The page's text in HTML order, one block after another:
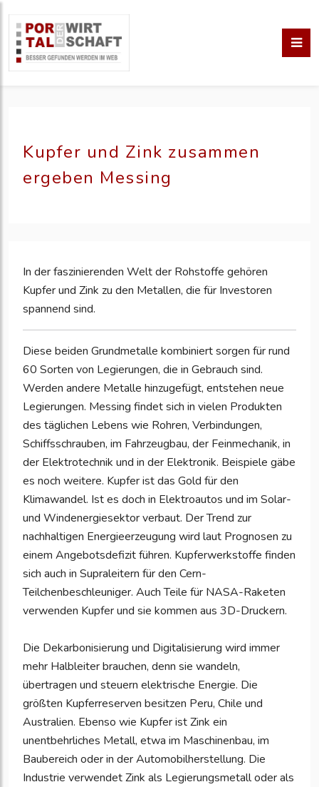
Kupfer und Zink zusammen
ergeben Messing
In der faszinierenden Welt der Rohstoffe gehören
Kupfer und Zink zu den Metallen, die für Investoren
spannend sind.
Diese beiden Grundmetalle kombiniert sorgen für rund
60 Sorten von Legierungen, die in Gebrauch sind.
Werden andere Metalle hinzugefügt, entstehen neue
Legierungen. Messing findet sich in vielen Produkten
des täglichen Lebens wie Rohren, Verbindungen,
Schiffsschrauben, im Fahrzeugbau, der Feinmechanik, in
der Elektrotechnik und in der Elektronik. Beispiele gäbe
es noch weitere. Kupfer ist das Gold für den
Klimawandel. Ist es doch in Elektroautos und im Solar-
und Windenergiesektor verbaut. Der Trend zur
nachhaltigen Energieerzeugung wird laut Prognosen zu
einem Angebotsdefizit führen. Kupferwerkstoffe finden
sich auch in Supraleitern für den Cern-
Teilchenbeschleuniger. Auch Teile für NASA-Raketen
verwenden Kupfer und sie kommen aus 3D-Druckern.
Die Dekarbonisierung und Digitalisierung wird immer
mehr Halbleiter brauchen, denn sie wandeln,
übertragen und steuern elektrische Energie. Die
größten Kupferreserven besitzen Peru, Chile und
Australien. Ebenso wie Kupfer ist Zink ein
unentbehrliches Metall, etwa im Maschinenbau, im
Baubereich oder in der Automobilherstellung. Die
Industrie verwendet Zink als Legierungsmetall oder als